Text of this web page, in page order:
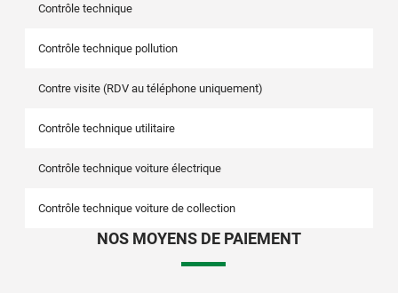
Contrôle technique
Contrôle technique pollution
Contre visite (RDV au téléphone uniquement)
Contrôle technique utilitaire
Contrôle technique voiture électrique
Contrôle technique voiture de collection
NOS MOYENS DE PAIEMENT